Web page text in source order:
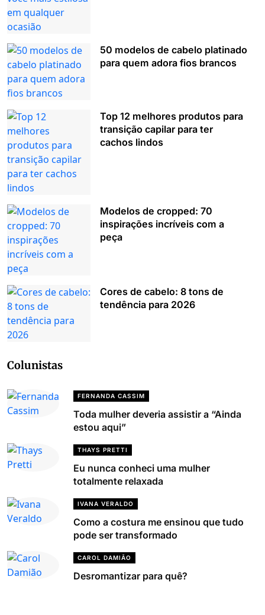
50 modelos de cabelo platinado
para quem adora fios brancos
Top 12 melhores produtos para
transição capilar para ter
cachos lindos
Modelos de cropped: 70
inspirações incríveis com a
peça
Cores de cabelo: 8 tons de
tendência para 2026
Colunistas
FERNANDA CASSIM
Toda mulher deveria assistir a “Ainda
estou aqui”
THAYS PRETTI
Eu nunca conheci uma mulher
totalmente relaxada
IVANA VERALDO
Como a costura me ensinou que tudo
pode ser transformado
CAROL DAMIÃO
Desromantizar para quê?